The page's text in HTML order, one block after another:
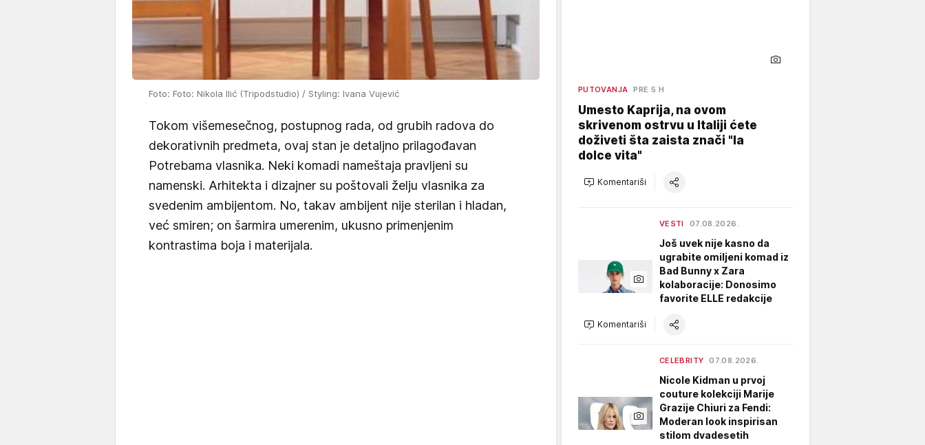
Foto: Foto: Nikola Ilić (Tripodstudio) / Styling: Ivana Vujević
Tokom višemesečnog, postupnog rada, od grubih radova do
dekorativnih predmeta, ovaj stan je detaljno prilagođavan
Potrebama vlasnika. Neki komadi nameštaja pravljeni su
namenski. Arhitekta i dizajner su poštovali želju vlasnika za
svedenim ambijentom. No, takav ambijent nije sterilan i hladan,
već smiren; on šarmira umerenim, ukusno primenjenim
kontrastima boja i materijala.
PUTOVANJA PRE 5 H
Umesto Kaprija, na ovom
skrivenom ostrvu u Italiji ćete
doživeti šta zaista znači "la
dolce vita"
Komentariši
VESTI 07.08.2026.
Još uvek nije kasno da
ugrabite omiljeni komad iz
Bad Bunny x Zara
kolaboracije: Donosimo
favorite ELLE redakcije
Komentariši
CELEBRITY 07.08.2026.
Nicole Kidman u prvoj
couture kolekciji Marije
Grazije Chiuri za Fendi:
Moderan look inspirisan
stilom dvadesetih